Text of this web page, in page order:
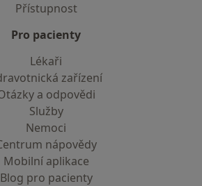
Přístupnost
Pro pacienty
Lékaři
zařízení
a odpovědi
Služby
Nemoci
nápovědy
Mobilní aplikace
Blog pro pacienty